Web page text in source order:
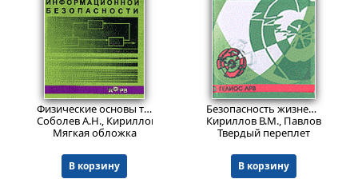
Пред.заказ!
Физические основы технических средств обеспечения информационной безопасности
Соболев А.Н., Кириллов В.М.
Мягкая обложка
В корзину
106₽
Безопасность жизнедеятельности и перспективы экоразвития
Кириллов В.М., Павлов А.Н.
Твердый переплет
В корзину